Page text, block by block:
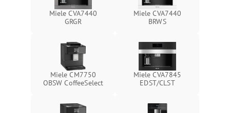
Miele CVA7440
GRGR
Miele CVA7440
BRWS
Miele CM7750
OBSW CoffeeSelect
Miele CVA7845
EDST/CLST